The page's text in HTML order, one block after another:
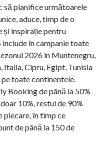
să planifice următoarele
aduce, timp de o
și inspirație pentru
în campanie toate
2026 în Muntenegru,
Italia, Cipru, Egipt, Tunisia
toate continentele.
Booking de până la 50%
10%, restul de 90%
plecare, în timp ce
de până la 150 de